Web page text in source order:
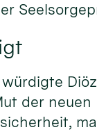
der